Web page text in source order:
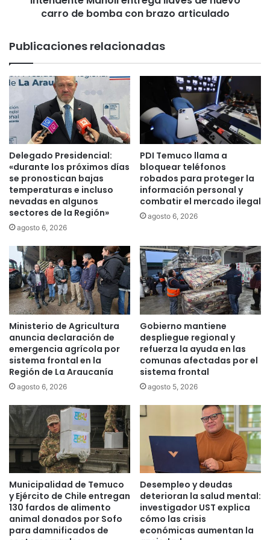
n
e
r
o
u
a
n
r
r
i
o
s
V
i
c
t
o
r
i
a
o
l
i
e
t
e
g
a
l
l
a
v
e
e
n
u
e
v
o
c
a
r
o
d
e
o
m
a
c
o
n
b
carro de bomba con brazo articulado
Publicaciones relacionadas
Delegado Presidencial:
«durante los próximos días
se pronostican bajas
temperaturas e incluso
nevadas en algunos
sectores de la Región»
agosto 6, 2026
PDI Temuco llama a
bloquear teléfonos
robados para proteger la
información personal y
combatir el mercado ilegal
agosto 6, 2026
Ministerio de Agricultura
anuncia declaración de
emergencia agrícola por
sistema frontal en la
Región de La Araucanía
agosto 6, 2026
Gobierno mantiene
despliegue regional y
refuerza la ayuda en las
comunas afectadas por el
sistema frontal
agosto 5, 2026
Municipalidad de Temuco
y Ejército de Chile entregan
130 fardos de alimento
animal donados por Sofo
para damnificados de
Desempleo y deudas
deterioran la salud mental:
investigador UST explica
cómo las crisis
económicas aumentan la